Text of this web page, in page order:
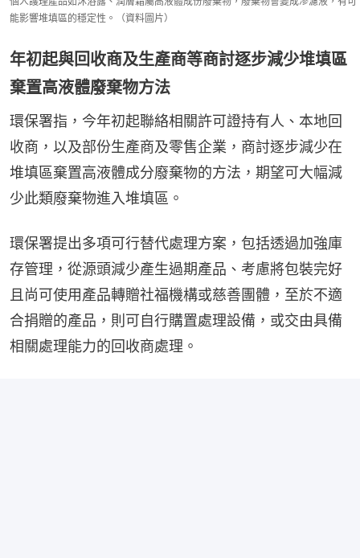
能影響堆填區的穩定性。（資料圖片）
年初起與回收商及生產商等商討逐步減少堆填區
棄置高液體廢棄物方法
環保署指，今年初起聯絡相關許可證持有人、本地回
收商，以及部份生產商及零售企業，商討逐步減少在
堆填區棄置高液體成分廢棄物的方法，期望可大幅減
少此類廢棄物進入堆填區。
環保署提出多項可行替代處理方案，包括透過加強庫
存管理，從源頭減少產生過期產品、考慮將包裝完好
且尚可使用產品轉贈社福機構或慈善團體，至於不適
合捐贈的產品，則可自行購置處理設備，或交由具備
相關處理能力的回收商處理。